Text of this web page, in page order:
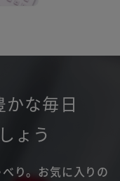
な毎日
ょう
り。 お気に入りの